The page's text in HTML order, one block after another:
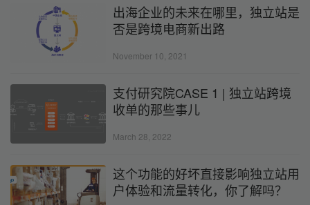
出海企业的未来在哪里，独立站是
否是跨境电商新出路
November 10, 2021
支付研究院CASE 1 | 独立站跨境
收单的那些事儿
March 28, 2022
这个功能的好坏直接影响独立站用
户体验和流量转化，你了解吗？